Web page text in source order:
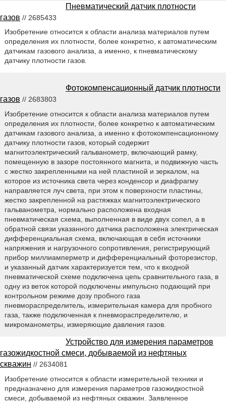
Пневматический датчик плотности
газов // 2685433
Изобретение относится к области анализа материалов путем
определения их плотности, более конкретно, к автоматическим
датчикам газового анализа, а именно, к пневматическому
датчику плотности газов.
Фотокомпенсационный датчик плотности
газов // 2683803
Изобретение относится к области анализа материалов путем
определения их плотности, более конкретно к автоматическим
датчикам газового анализа, а именно к фотокомпенсационному
датчику плотности газов, который содержит
магнитоэлектрический гальванометр, включающий рамку,
помещенную в зазоре постоянного магнита, и подвижную часть
с жестко закрепленными на ней пластиной и зеркалом, на
которое из источника света через конденсор и диафрагму
направляется луч света, при этом к поверхности пластины,
жестко закрепленной на растяжках магнитоэлектрического
гальванометра, нормально расположена входная
пневматическая схема, выполненная в виде двух сопел, а в
обратной связи указанного датчика расположена электрическая
дифференциальная схема, включающая в себя источники
напряжения и нагрузочного сопротивления, регистрирующий
прибор миллиамперметр и дифференциальный фоторезистор,
и указанный датчик характеризуется тем, что к входной
пневматической схеме подключена цепь сравнительного газа, в
одну из веток которой подключены импульсно подающий при
контрольном режиме дозу пробного газа
пневмораспределитель, измерительная камера для пробного
газа, также подключенная к пневмораспределителю, и
микроманометры, измеряющие давления газов.
Устройство для измерения параметров
газожидкостной смеси, добываемой из нефтяных
скважин // 2634081
Изобретение относится к области измерительной техники и
предназначено для измерения параметров газожидкостной
смеси, добываемой из нефтяных скважин. Заявленное